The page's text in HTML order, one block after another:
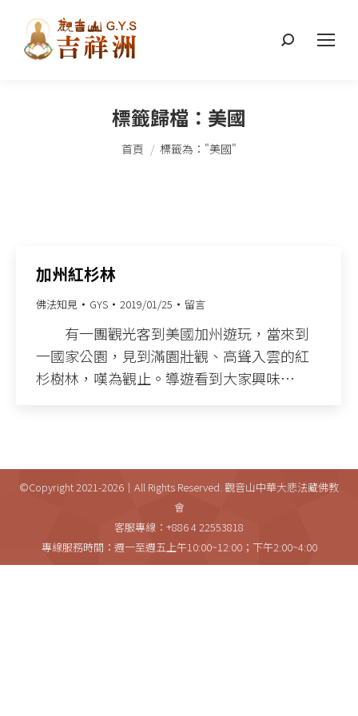
搜
標籤歸檔： 美國
您在這裡：
首頁 標籤為："美國"
加州紅杉林
佛法知見 GYS 2019/01/25 留言
有一團觀光客到美國加州遊玩，當來到
一國家公園，見到滿園壯觀、高聳入雲的紅
杉樹林，嘆為觀止。導遊看到大家興味…
©Copyright 2021-2026｜All Rights Reserved. 觀音山中華大悲法藏佛教
會
客服專線：+886 4 22553818
專線服務時間：週一至週五上午10:00~12:00；下午2:00~4:00